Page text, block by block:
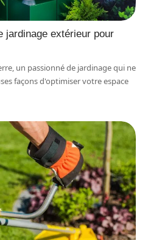
jardinage extérieur pour
un passionné de jardinage qui ne
façons d'optimiser votre espace